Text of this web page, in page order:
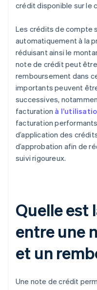
crédit disponible sur le
Les crédits de compte
automatiquement à la
réduisant ainsi le
note de crédit peut
remboursement dans
importants peuvent
successives,
facturation à
facturation
d’application des
d’approbation afin de
suivi rigoureux.
Quelle est
entre une
et un
Une note de crédit